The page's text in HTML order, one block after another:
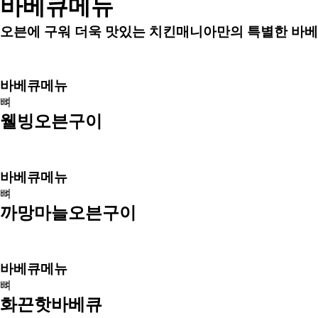
바베큐메뉴
오븐에 구워 더욱 맛있는 치킨매니아만의 특별한 바
바베큐메뉴
뼈
웰빙오븐구이
바베큐메뉴
뼈
까망마늘오븐구이
바베큐메뉴
뼈
화끈핫바베큐